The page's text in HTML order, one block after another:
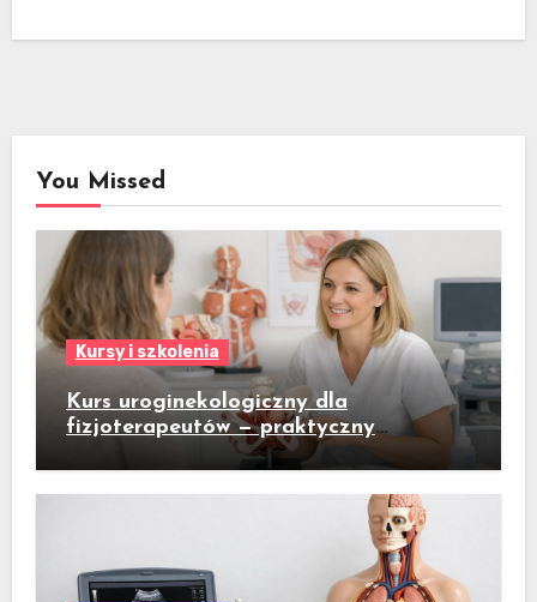
You Missed
Kursy i szkolenia
Kurs uroginekologiczny dla
fizjoterapeutów — praktyczny
przewodnik dla gabinetów fizjoterapii